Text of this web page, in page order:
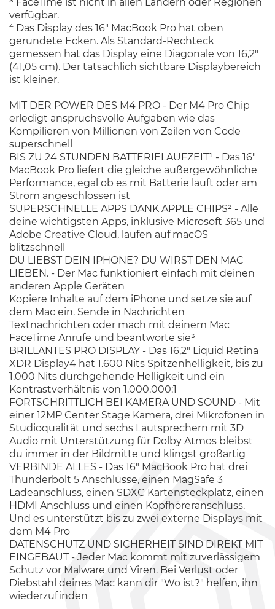
verfügbar.
⁴ Das Display des 16" MacBook Pro hat oben
gerundete Ecken. Als Standard-Rechteck
gemessen hat das Display eine Diagonale von 16,2"
(41,05 cm). Der tatsächlich sichtbare Displaybereich
ist kleiner.
MIT DER POWER DES M4 PRO - Der M4 Pro Chip
erledigt anspruchsvolle Aufgaben wie das
Kompilieren von Millionen von Zeilen von Code
superschnell
BIS ZU 24 STUNDEN BATTERIELAUFZEIT¹ - Das 16"
MacBook Pro liefert die gleiche außergewöhnliche
Performance, egal ob es mit Batterie läuft oder am
Strom angeschlossen ist
SUPERSCHNELLE APPS DANK APPLE CHIPS² - Alle
deine wichtigsten Apps, inklusive Microsoft 365 und
Adobe Creative Cloud, laufen auf macOS
blitzschnell
DU LIEBST DEIN IPHONE? DU WIRST DEN MAC
LIEBEN. - Der Mac funktioniert einfach mit deinen
anderen Apple Geräten
Kopiere Inhalte auf dem iPhone und setze sie auf
dem Mac ein. Sende in Nachrichten
Textnachrichten oder mach mit deinem Mac
FaceTime Anrufe und beantworte sie³
BRILLANTES PRO DISPLAY - Das 16,2" Liquid Retina
XDR Display4 hat 1.600 Nits Spitzenhelligkeit, bis zu
1.000 Nits durchgehende Helligkeit und ein
Kontrastverhältnis von 1.000.000:1
FORTSCHRITTLICH BEI KAMERA UND SOUND - Mit
einer 12MP Center Stage Kamera, drei Mikrofonen in
Studioqualität und sechs Lautsprechern mit 3D
Audio mit Unterstützung für Dolby Atmos bleibst
du immer in der Bildmitte und klingst großartig
VERBINDE ALLES - Das 16" MacBook Pro hat drei
Thunderbolt 5 Anschlüsse, einen MagSafe 3
Ladeanschluss, einen SDXC Kartensteckplatz, einen
HDMI Anschluss und einen Kopfhöreranschluss.
Und es unterstützt bis zu zwei externe Displays mit
dem M4 Pro
DATENSCHUTZ UND SICHERHEIT SIND DIREKT MIT
EINGEBAUT - Jeder Mac kommt mit zuverlässigem
Schutz vor Malware und Viren. Bei Verlust oder
Diebstahl deines Mac kann dir "Wo ist?" helfen, ihn
wiederzufinden